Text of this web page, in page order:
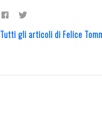
Tutti gli articoli di Felice